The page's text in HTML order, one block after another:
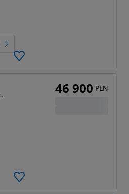
1373 cm3 • 140 KM • Piękne Suzuki Vitara, 4x4, Automat, 100% Serwis, Lekko uszkodzone! . 46 900 PLN